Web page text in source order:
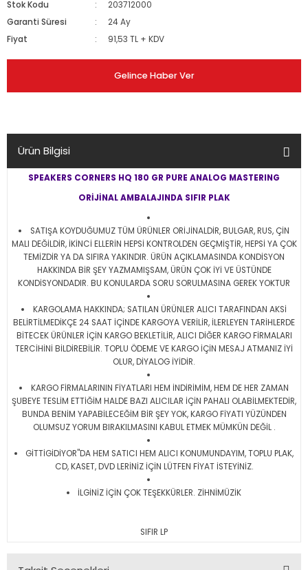
Stok Kodu
203712000
Garanti Süresi
24 Ay
Fiyat
91,53 TL + KDV
Gelince Haber Ver
Ürün Bilgisi
SPEAKERS CORNERS HQ 180 GR PURE ANALOG MASTERING
ORİJİNAL AMBALAJINDA SIFIR PLAK
SATIŞA KOYDUĞUMUZ TÜM ÜRÜNLER ORİJİNALDİR, BULGAR, RUS, ÇİN
MALI DEĞİLDİR, İKİNCİ ELLERİN HEPSİ KONTROLDEN GEÇMİŞTİR, HEPSİ YA ÇOK
TEMİZDİR YA DA SIFIRA YAKINDIR. ÜRÜN AÇIKLAMASINDA KONDİSYON
HAKKINDA BİR ŞEY YAZMAMIŞSAM, ÜRÜN ÇOK İYİ VE ÜSTÜNDE
KONDİSYONDADIR. BU KONULARDA SORU SORULMASINA GEREK YOKTUR
KARGOLAMA HAKKINDA; SATILAN ÜRÜNLER ALICI TARAFINDAN AKSİ
BELİRTİLMEDİKÇE 24 SAAT İÇİNDE KARGOYA VERİLİR, İLERLEYEN TARİHLERDE
BİTECEK ÜRÜNLER İÇİN KARGO BEKLETİLİR, ALICI DİĞER KARGO FİRMALARI
TERCİHİNİ BİLDİREBİLİR. TOPLU ÖDEME VE KARGO İÇİN MESAJ ATMANIZ İYİ
OLUR, DİYALOG İYİDİR.
KARGO FİRMALARININ FİYATLARI HEM İNDİRİMİM, HEM DE HER ZAMAN
ŞUBEYE TESLİM ETTİĞİM HALDE BAZI ALICILAR İÇİN PAHALI OLABİLMEKTEDİR,
BUNDA BENİM YAPABİLECEĞİM BİR ŞEY YOK, KARGO FİYATI YÜZÜNDEN
OLUMSUZ YORUM BIRAKILMASINI KABUL ETMEK MÜMKÜN DEĞİL .
GİTTİGİDİYOR"DA HEM SATICI HEM ALICI KONUMUNDAYIM, TOPLU PLAK,
CD, KASET, DVD LERİNİZ İÇİN LÜTFEN FİYAT İSTEYİNİZ.
İLGİNİZ İÇİN ÇOK TEŞEKKÜRLER. ZİHNİMÜZİK
SIFIR LP